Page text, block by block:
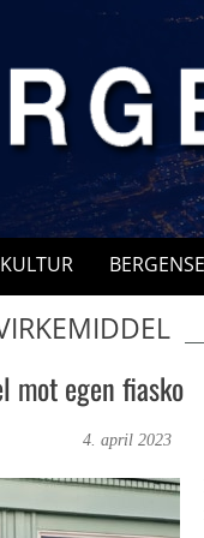
KULTUR
mot egen fiasko
4. april 2023